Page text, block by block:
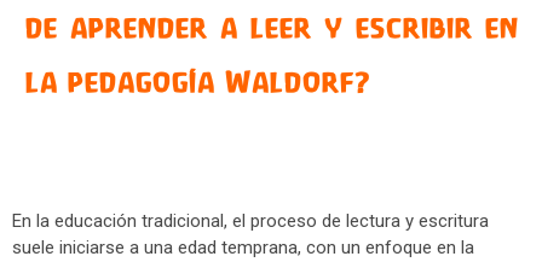
Érase una vez
Contáctanos
Leer más
de aprender a leer y escribir en
la pedagogía Waldorf?
En la educación tradicional, el proceso de lectura y escritura
suele iniciarse a una edad temprana, con un enfoque en la